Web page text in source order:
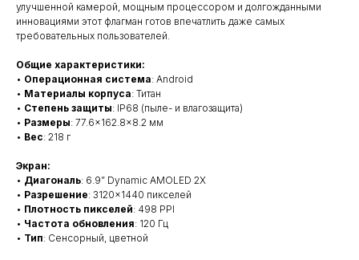
улучшенной камерой, мощным процессором и долгожданными
инновациями этот флагман готов впечатлить даже самых
требовательных пользователей.
Общие характеристики:
• Операционная система: Android
• Материалы корпуса: Титан
• Степень защиты: IP68 (пыле- и влагозащита)
• Размеры: 77.6×162.8×8.2 мм
• Вес: 218 г
Экран:
• Диагональ: 6.9” Dynamic AMOLED 2X
• Разрешение: 3120×1440 пикселей
• Плотность пикселей: 498 PPI
• Частота обновления: 120 Гц
• Тип: Сенсорный, цветной